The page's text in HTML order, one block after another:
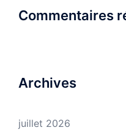
Commentaires
Archives
juillet 2026